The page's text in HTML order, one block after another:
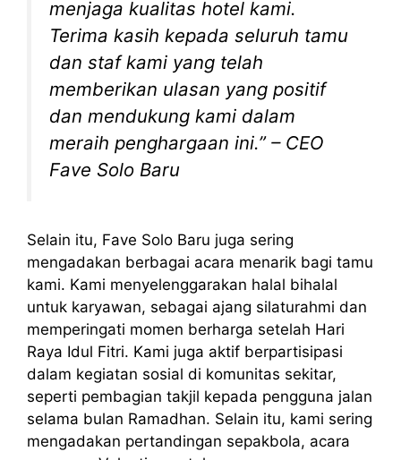
menjaga kualitas hotel kami.
Terima kasih kepada seluruh tamu
dan staf kami yang telah
memberikan ulasan yang positif
dan mendukung kami dalam
meraih penghargaan ini.” – CEO
Fave Solo Baru
Selain itu, Fave Solo Baru juga sering
mengadakan berbagai acara menarik bagi tamu
kami. Kami menyelenggarakan halal bihalal
untuk karyawan, sebagai ajang silaturahmi dan
memperingati momen berharga setelah Hari
Raya Idul Fitri. Kami juga aktif berpartisipasi
dalam kegiatan sosial di komunitas sekitar,
seperti pembagian takjil kepada pengguna jalan
selama bulan Ramadhan. Selain itu, kami sering
mengadakan pertandingan sepakbola, acara